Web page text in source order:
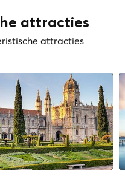
attracties
attracties